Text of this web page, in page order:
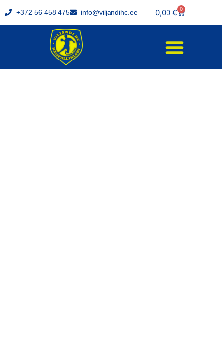
+372 56 458 475 info@viljandihc.ee 0,00 € 0